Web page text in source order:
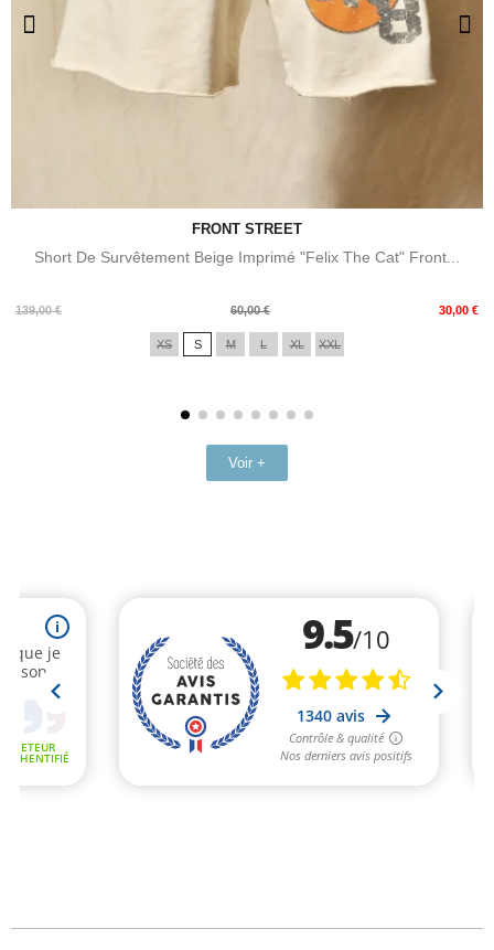
FRONT STREET
Short De Survêtement Beige Imprimé "Felix The Cat" Front...
139,00 €
Prix
60,00 € 30,00 €
Prix
XS S M L XL XXL
Voir +